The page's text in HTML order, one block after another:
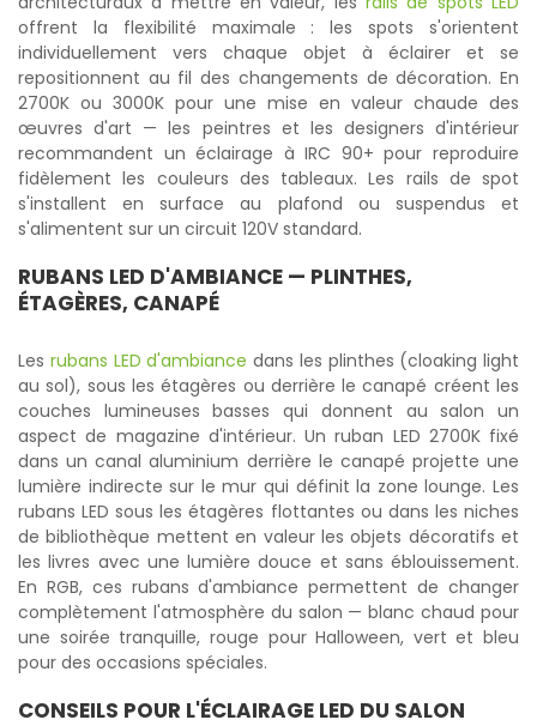
offrent la flexibilité maximale : les spots s'orientent
individuellement vers chaque objet à éclairer et se
repositionnent au fil des changements de décoration. En
2700K ou 3000K pour une mise en valeur chaude des
œuvres d'art — les peintres et les designers d'intérieur
recommandent un éclairage à IRC 90+ pour reproduire
fidèlement les couleurs des tableaux. Les rails de spot
s'installent en surface au plafond ou suspendus et
s'alimentent sur un circuit 120V standard.
RUBANS LED D'AMBIANCE — PLINTHES,
ÉTAGÈRES, CANAPÉ
Les rubans LED d'ambiance dans les plinthes (cloaking light
au sol), sous les étagères ou derrière le canapé créent les
couches lumineuses basses qui donnent au salon un
aspect de magazine d'intérieur. Un ruban LED 2700K fixé
dans un canal aluminium derrière le canapé projette une
lumière indirecte sur le mur qui définit la zone lounge. Les
rubans LED sous les étagères flottantes ou dans les niches
de bibliothèque mettent en valeur les objets décoratifs et
les livres avec une lumière douce et sans éblouissement.
En RGB, ces rubans d'ambiance permettent de changer
complètement l'atmosphère du salon — blanc chaud pour
une soirée tranquille, rouge pour Halloween, vert et bleu
pour des occasions spéciales.
CONSEILS POUR L'ÉCLAIRAGE LED DU SALON